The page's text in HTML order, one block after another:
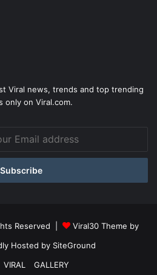
Viral news, trends and top trending
only on Viral.com.
Reserved |
Viral30 Theme by
Hosted by SiteGround
VIRAL GALLERY